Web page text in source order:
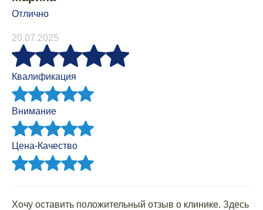
Отлично
20.07.2025
Квалификация
Внимание
Цена-Качество
Хочу оставить положительный отзыв о клинике. Здесь